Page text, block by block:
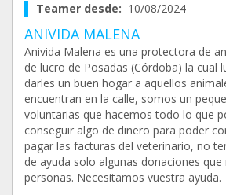
Teamer desde: 10/08/2024
ANIVIDA MALENA
Anivida Malena es una protectora de
de lucro de Posadas (Córdoba) la cual
darles un buen hogar a aquellos
encuentran en la calle, somos un
voluntarias que hacemos todo lo que
conseguir algo de dinero para poder
pagar las facturas del veterinario, no
de ayuda solo algunas donaciones que
personas. Necesitamos vuestra ayuda.